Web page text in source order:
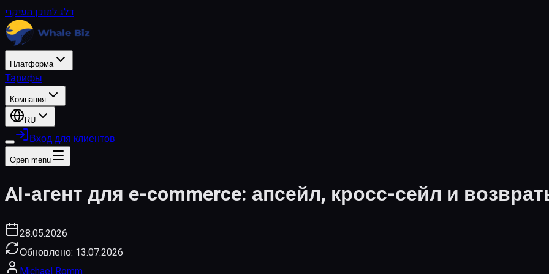
דלג לתוכן העיקרי
Платформа
Тарифы
Компания
RU
Вход для клиентов
Open menu
AI-агент для e-commerce: апсейл, кросс-сейл и
28.05.2026
Обновлено: 13.07.2026